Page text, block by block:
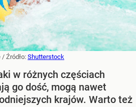
/ Źródło: Shutterstock
w różnych częściach
go dość, mogą nawet
krajów. Warto też